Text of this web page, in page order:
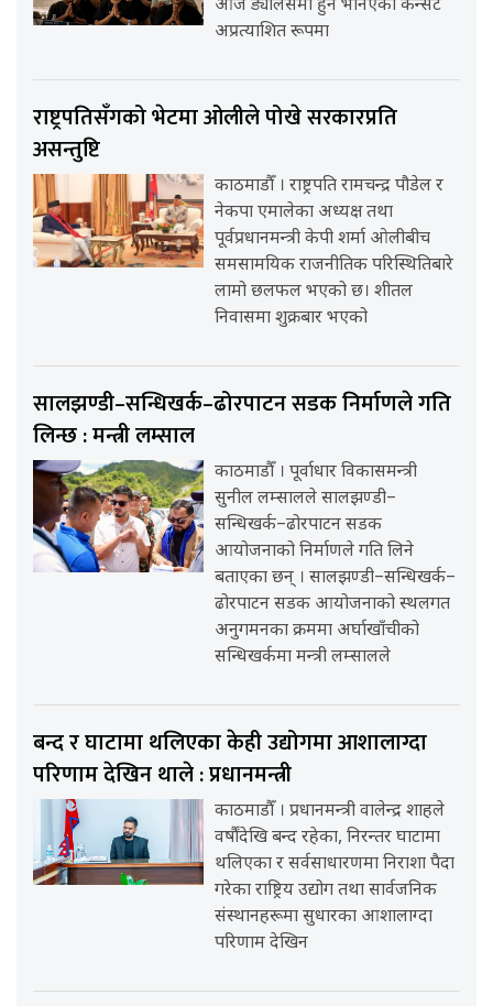
आज ड्यालसमा हुने भनिएको कन्सर्ट
अप्रत्याशित रूपमा
राष्ट्रपतिसँगको भेटमा ओलीले पोखे सरकारप्रति
असन्तुष्टि
काठमाडौँ । राष्ट्रपति रामचन्द्र पौडेल र
नेकपा एमालेका अध्यक्ष तथा
पूर्वप्रधानमन्त्री केपी शर्मा ओलीबीच
समसामयिक राजनीतिक परिस्थितिबारे
लामो छलफल भएको छ। शीतल
निवासमा शुक्रबार भएको
सालझण्डी–सन्धिखर्क–ढोरपाटन सडक निर्माणले गति
लिन्छ : मन्त्री लम्साल
काठमाडौँ । पूर्वाधार विकासमन्त्री
सुनील लम्सालले सालझण्डी–
सन्धिखर्क–ढोरपाटन सडक
आयोजनाको निर्माणले गति लिने
बताएका छन् । सालझण्डी–सन्धिखर्क–
ढोरपाटन सडक आयोजनाको स्थलगत
अनुगमनका क्रममा अर्घाखाँचीको
सन्धिखर्कमा मन्त्री लम्सालले
बन्द र घाटामा थलिएका केही उद्योगमा आशालाग्दा
परिणाम देखिन थाले : प्रधानमन्त्री
काठमाडौँ । प्रधानमन्त्री वालेन्द्र शाहले
वर्षौंदेखि बन्द रहेका, निरन्तर घाटामा
थलिएका र सर्वसाधारणमा निराशा पैदा
गरेका राष्ट्रिय उद्योग तथा सार्वजनिक
संस्थानहरूमा सुधारका आशालाग्दा
परिणाम देखिन